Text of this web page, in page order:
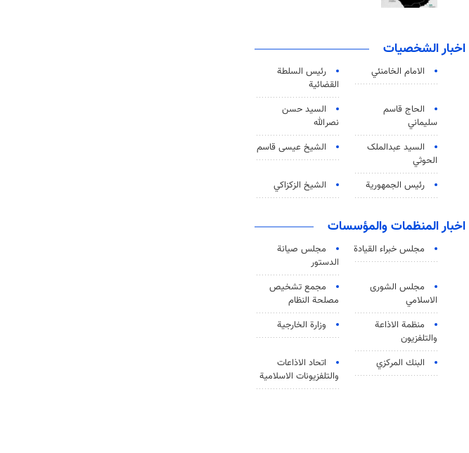
اخبار الشخصيات
الامام الخامنئي
رئیس السلطة
القضائیة
الحاج قاسم
سليماني
السيد حسن
نصرالله
السید عبدالملک
الحوثي
الشيخ عيسى قاسم
رئيس الجمهورية الشيخ الزكزاكي
اخبار المنظمات والمؤسسات
مجلس خبراء القيادة
مجلس صيانة
الدستور
مجلس الشورى
الاسلامي
مجمع تشخيص
مصلحة النظام
منظمة الاذاعة
والتلفزیون
وزارة الخارجية
البنك المركزي
اتحاد الاذاعات
والتلفزيونات الاسلامية